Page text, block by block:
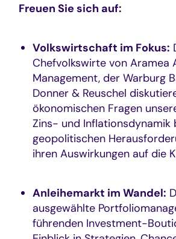
Freuen Sie sich auf:
Volkswirtschaft im Fokus:
Chefvolkswirte von Aramea
Management, der Warburg
Donner & Reuschel
ökonomischen Fragen
Zins- und Inflationsdynamik
geopolitischen
ihren Auswirkungen auf die
Anleihemarkt im Wandel:
ausgewählte
führenden Investment-